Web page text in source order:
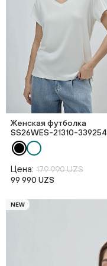
Женская футболка
SS26WES-21310-339254
Цена: 179 990 UZS
99 990 UZS
NEW